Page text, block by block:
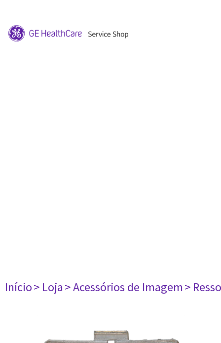
Início> Loja> Acessórios de Imagem>